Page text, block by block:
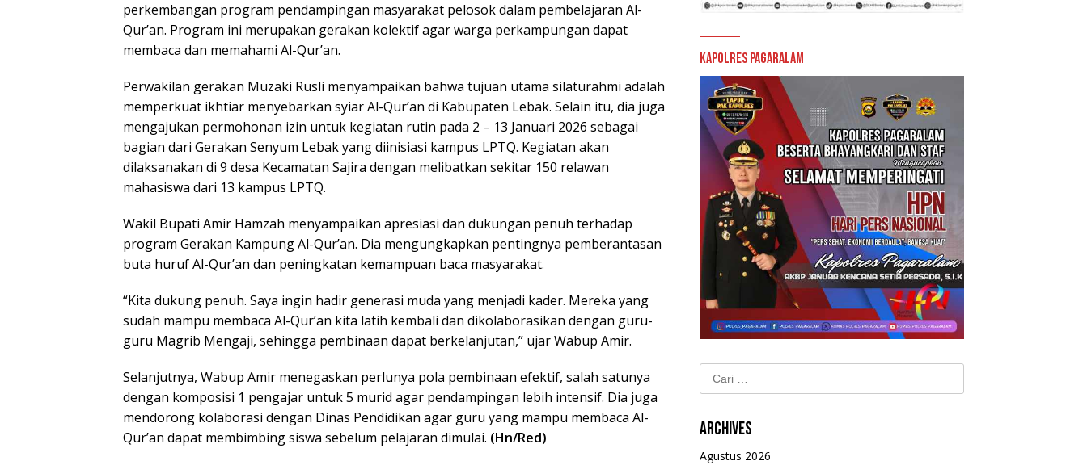
perkembangan program pendampingan masyarakat pelosok dalam pembelajaran Al-
Qur’an. Program ini merupakan gerakan kolektif agar warga perkampungan dapat
membaca dan memahami Al-Qur’an.
Perwakilan gerakan Muzaki Rusli menyampaikan bahwa tujuan utama silaturahmi adalah
memperkuat ikhtiar menyebarkan syiar Al-Qur’an di Kabupaten Lebak. Selain itu, dia juga
mengajukan permohonan izin untuk kegiatan rutin pada 2 – 13 Januari 2026 sebagai
bagian dari Gerakan Senyum Lebak yang diinisiasi kampus LPTQ. Kegiatan akan
dilaksanakan di 9 desa Kecamatan Sajira dengan melibatkan sekitar 150 relawan
mahasiswa dari 13 kampus LPTQ.
Wakil Bupati Amir Hamzah menyampaikan apresiasi dan dukungan penuh terhadap
program Gerakan Kampung Al-Qur’an. Dia mengungkapkan pentingnya pemberantasan
buta huruf Al-Qur’an dan peningkatan kemampuan baca masyarakat.
“Kita dukung penuh. Saya ingin hadir generasi muda yang menjadi kader. Mereka yang
sudah mampu membaca Al-Qur’an kita latih kembali dan dikolaborasikan dengan guru-
guru Magrib Mengaji, sehingga pembinaan dapat berkelanjutan,” ujar Wabup Amir.
Selanjutnya, Wabup Amir menegaskan perlunya pola pembinaan efektif, salah satunya
dengan komposisi 1 pengajar untuk 5 murid agar pendampingan lebih intensif. Dia juga
mendorong kolaborasi dengan Dinas Pendidikan agar guru yang mampu membaca Al-
Qur’an dapat membimbing siswa sebelum pelajaran dimulai. (Hn/Red)
Kapolres Pagaralam
Cari
untuk:
Archives
Agustus 2026